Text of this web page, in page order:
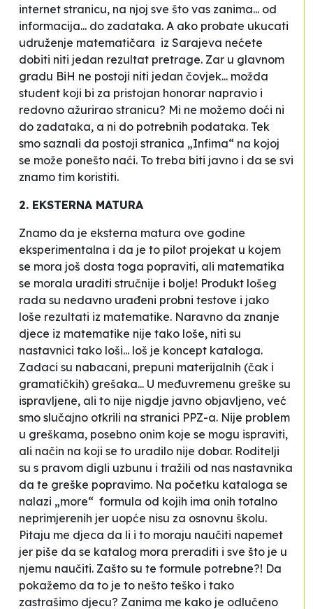
internet stranicu, na njoj sve što vas zanima... od
informacija... do zadataka. A ako probate ukucati
udruženje matematičara iz Sarajeva nećete
dobiti niti jedan rezultat pretrage. Zar u glavnom
gradu BiH ne postoji niti jedan čovjek... možda
student koji bi za pristojan honorar napravio i
redovno ažurirao stranicu? Mi ne možemo doći ni
do zadataka, a ni do potrebnih podataka. Tek
smo saznali da postoji stranica „Infima“ na kojoj
se može ponešto naći. To treba biti javno i da se svi
znamo tim koristiti.
2. EKSTERNA MATURA
Znamo da je eksterna matura ove godine
eksperimentalna i da je to pilot projekat u kojem
se mora još dosta toga popraviti, ali matematika
se morala uraditi stručnije i bolje! Produkt lošeg
rada su nedavno urađeni probni testove i jako
loše rezultati iz matematike. Naravno da znanje
djece iz matematike nije tako loše, niti su
nastavnici tako loši... loš je koncept kataloga.
Zadaci su nabacani, prepuni materijalnih (čak i
gramatičkih) grešaka... U međuvremenu greške su
ispravljene, ali to nije nigdje javno objavljeno, već
smo slučajno otkrili na stranici PPZ-a. Nije problem
u greškama, posebno onim koje se mogu ispraviti,
ali način na koji se to uradilo nije dobar. Roditelji
su s pravom digli uzbunu i tražili od nas nastavnika
da te greške popravimo. Na početku kataloga se
nalazi „more“ formula od kojih ima onih totalno
neprimjerenih jer uopće nisu za osnovnu školu.
Pitaju me djeca da li i to moraju naučiti napemet
jer piše da se katalog mora preraditi i sve što je u
njemu naučiti. Zašto su te formule potrebne?! Da
pokažemo da to je to nešto teško i tako
zastrašimo djecu? Zanima me kako je odlučeno